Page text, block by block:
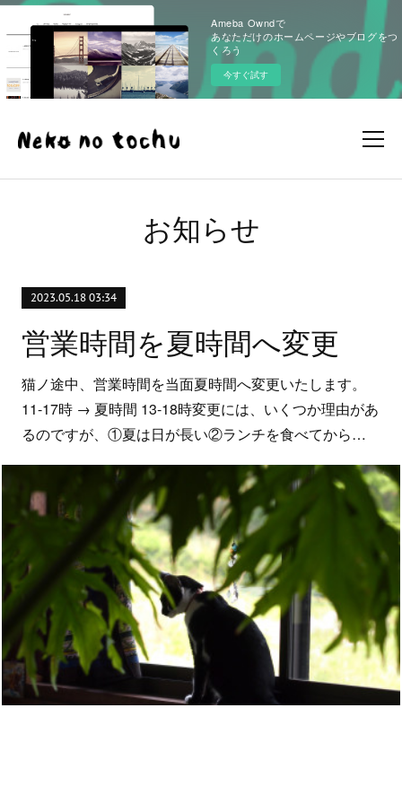
Ameba Owndで
あなただけのホームページやブログをつ
くろう
今すぐ試す
お知らせ
2023.05.18 03:34
営業時間を夏時間へ変更
猫ノ途中、営業時間を当面夏時間へ変更いたします。
11-17時 → 夏時間 13-18時変更には、いくつか理由があ
るのですが、①夏は日が長い②ランチを食べてから…